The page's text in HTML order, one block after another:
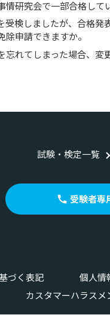
情研究会で一部合格して
受検しましたが、合格発
除申請できますか。
忘れてしまった場合、変
試験・検定一覧
受験者専
づく表記 個人情
カスタマーハラスメ